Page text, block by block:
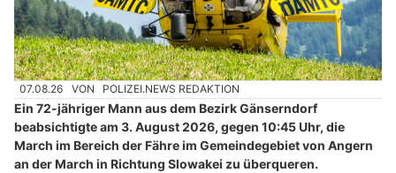
07.08.26 VON POLIZEI.NEWS REDAKTION
Ein 72-jähriger Mann aus dem Bezirk Gänserndorf
beabsichtigte am 3. August 2026, gegen 10:45 Uhr, die
March im Bereich der Fähre im Gemeindegebiet von Angern
an der March in Richtung Slowakei zu überqueren.